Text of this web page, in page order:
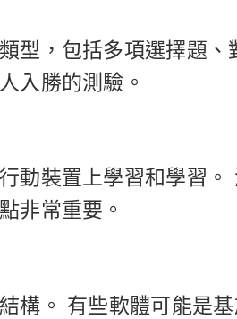
型，包括多項選擇題
入勝的測驗。
動裝置上學習和學習
非常重要。
構。 有些軟體可能是